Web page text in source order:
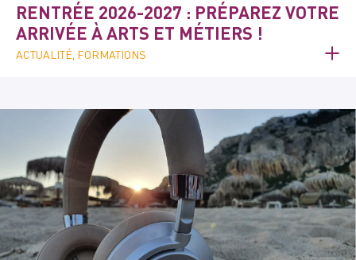
RENTRÉE 2026-2027 : PRÉPAREZ VOTRE
ARRIVÉE À ARTS ET MÉTIERS !
ACTUALITÉ, FORMATIONS